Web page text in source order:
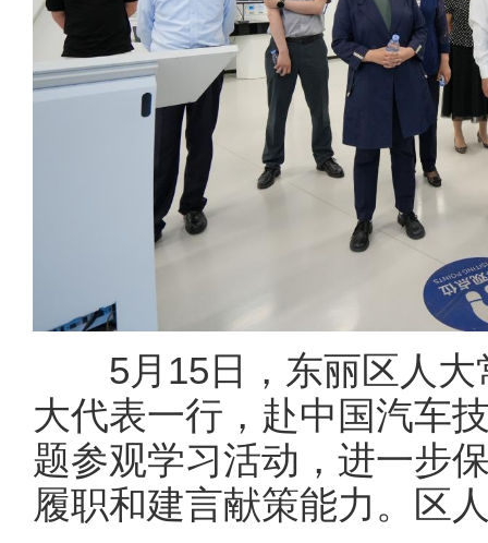
5月15日，东丽区人大
大代表一行，赴中国汽车
题参观学习活动，进一步
履职和建言献策能力。区